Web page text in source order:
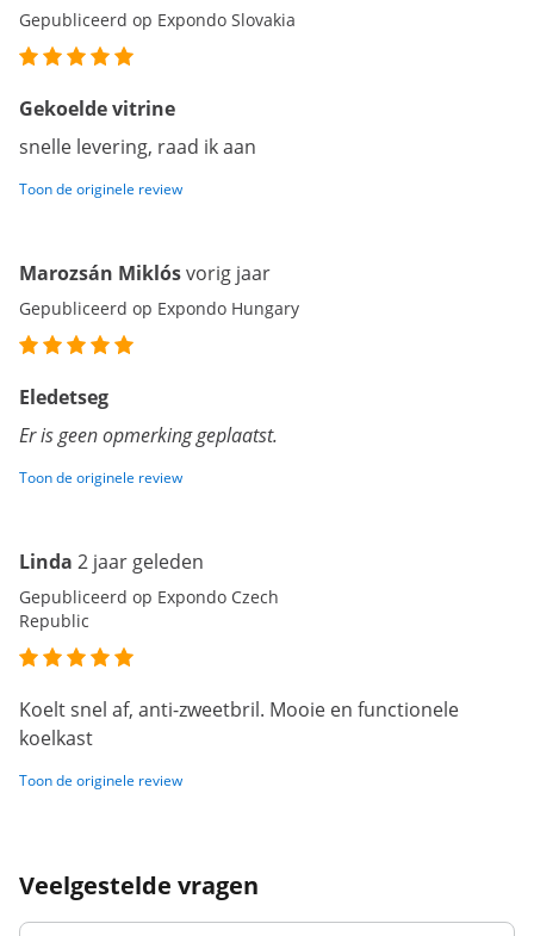
Gepubliceerd op Expondo Slovakia
Gekoelde vitrine
snelle levering, raad ik aan
Toon de originele review
Marozsán Miklósvorig jaar
Gepubliceerd op Expondo Hungary
Eledetseg
Er is geen opmerking geplaatst.
Toon de originele review
Linda 2 jaar geleden
Gepubliceerd op Expondo Czech
Republic
Koelt snel af, anti-zweetbril. Mooie en functionele
koelkast
Toon de originele review
Veelgestelde vragen